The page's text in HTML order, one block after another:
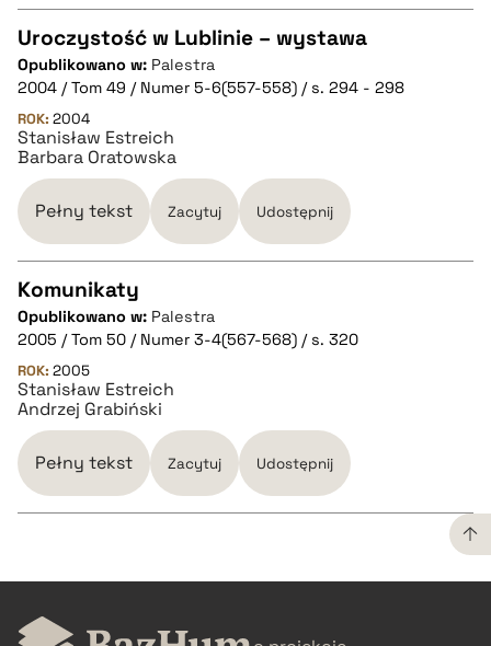
CZYSTY TEKST
pobierz cytat
BIBTEX
Uroczystość w Lublinie – wystawa
Opublikowano w: Palestra
2004 / Tom 49 / Numer 5-6(557-558) / s. 294 - 298
ROK: 2004
Stanisław Estreich
Barbara Oratowska
Pełny tekst Zacytuj Udostępnij
CZYSTY TEKST
pobierz cytat
BIBTEX
Komunikaty
Opublikowano w: Palestra
2005 / Tom 50 / Numer 3-4(567-568) / s. 320
ROK: 2005
Stanisław Estreich
Andrzej Grabiński
Pełny tekst Zacytuj Udostępnij
CZYSTY TEKST